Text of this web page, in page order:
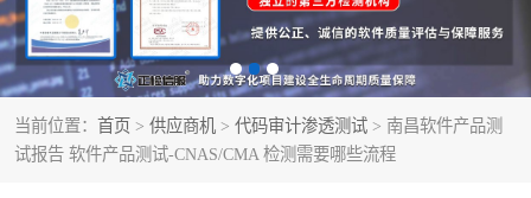
当前位置： 首页 > 供应商机 > 代码审计渗透测试 > 南昌软件产品测
试报告 软件产品测试-CNAS/CMA 检测需要哪些流程
应用软件系统测试 信息系统漏洞扫描
科技成果鉴定测试 软件产品登记测试
信息安全风险评估 系统性能效率测试